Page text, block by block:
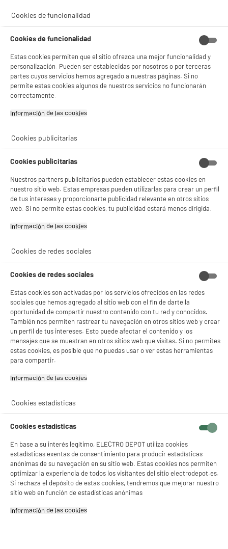
product_review_title
Cookies de funcionalidad
Cookies de funcionalidad
Estas cookies permiten que el sitio ofrezca una mejor funcionalidad y
personalización. Pueden ser establecidas por nosotros o por terceras
partes cuyos servicios hemos agregado a nuestras páginas. Si no
permite estas cookies algunos de nuestros servicios no funcionarán
correctamente.
Información de las cookies‎
Cookies publicitarias
Cookies publicitarias
Nuestros partners publicitarios pueden establecer estas cookies en
nuestro sitio web. Estas empresas pueden utilizarlas para crear un perfil
de tus intereses y proporcionarte publicidad relevante en otros sitios
web. Si no permite estas cookies, tu publicidad estará menos dirigida.
Información de las cookies‎
Cookies de redes sociales
Cookies de redes sociales
Estas cookies son activadas por los servicios ofrecidos en las redes
sociales que hemos agregado al sitio web con el fin de darte la
oportunidad de compartir nuestro contenido con tu red y conocidos.
También nos permiten rastrear tu navegación en otros sitios web y crear
un perfil de tus intereses. Esto puede afectar el contenido y los
mensajes que se muestran en otros sitios web que visitas. Si no permites
estas cookies, es posible que no puedas usar o ver estas herramientas
para compartir.
Información de las cookies‎
Cookies estadísticas
Cookies estadísticas
En base a su interés legítimo, ELECTRO DEPOT utiliza cookies
estadísticas exentas de consentimiento para producir estadísticas
anónimas de su navegación en su sitio web. Estas cookies nos permiten
optimizar la experiencia de todos los visitantes del sitio electrodepot.es.
Si rechaza el depósito de estas cookies, tendremos que mejorar nuestro
sitio web en función de estadísticas anónimas
Información de las cookies‎